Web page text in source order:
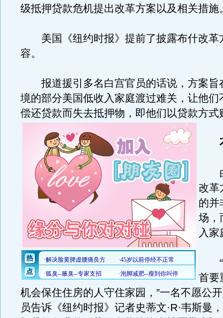
级抵押贷款危机提出改革方案以及相关措施
美国《纽约时报》提前了披露布什改革
容。
报道援引多名白宫官员的话说，方案旨
境的部分美国低收入家庭渡过难关，让他们
偿还贷款而失去抵押物，即他们以贷款方式
白
改革
的并
场，
入家
“
首要
机会保住住房的人守住家园，”一名不愿公
员告诉《纽约时报》记者史蒂文·R·韦斯曼